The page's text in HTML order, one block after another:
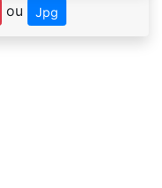
ou Jpg